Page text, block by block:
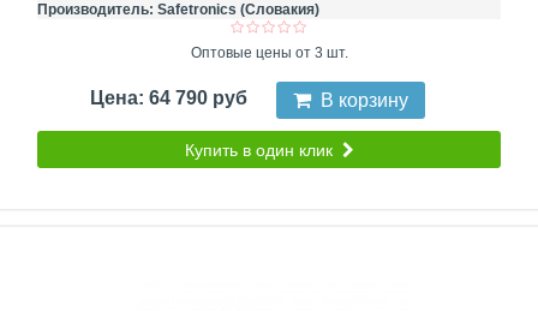
Производитель: Safetronics (Словакия)
Оптовые цены от 3 шт.
Цена: 64 790 руб В корзину
Купить в один клик